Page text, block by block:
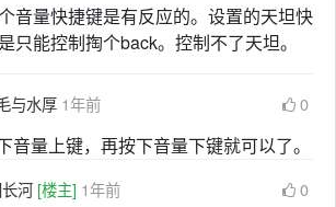
音量快捷键是有反应的。设置的天坦快
只能控制掏个back。控制不了天坦。
与水厚 1年前 0
音量上键，再按下音量下键就可以了。
河 [楼主] 1年前 0